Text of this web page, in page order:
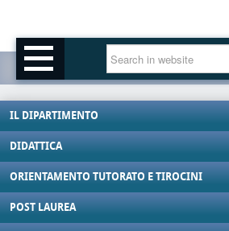
IL DIPARTIMENTO
DIDATTICA
ORIENTAMENTO TUTORATO E TIROCINI
POST LAUREA